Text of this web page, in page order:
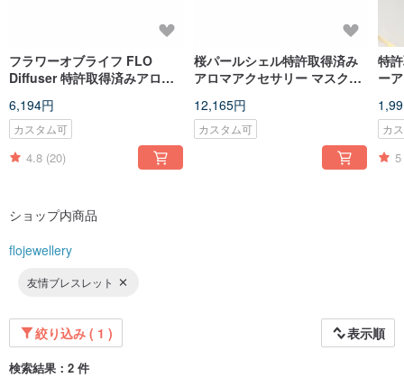
フラワーオブライフ FLO
Diffuser 特許取得済みアロマ
6,194円
カスタム可
4.8 (20)
桜パールシェル特許取得済み
アロマアクセサリー マスクク
ル＆交換用アロマストーン付
属）
12,165円
カスタム可
特
ー
カ
5
ショップ内商品
flojewellery
友情ブレスレット
絞り込み ( 1 ) 表示順
検索結果：2 件